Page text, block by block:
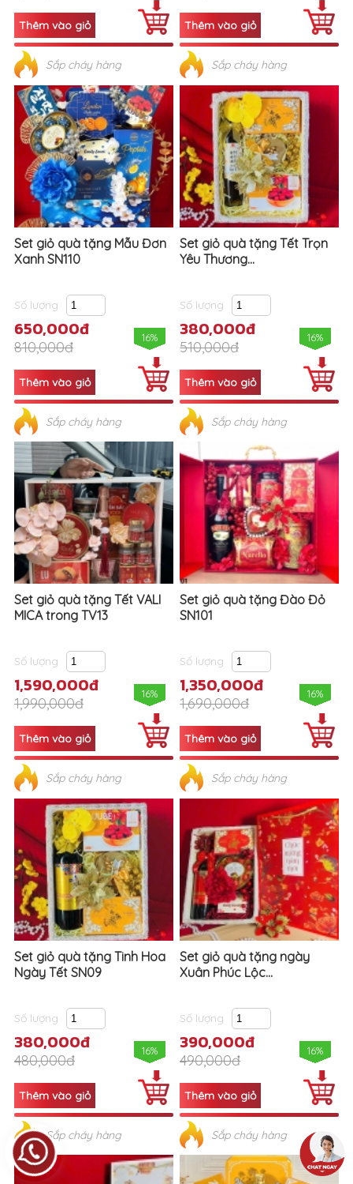
Sắp cháy hàng Sắp cháy hàng
Set giỏ quà tặng Mẫu Đơn
Xanh SN110
Số lượng
650,000đ
810,000đ
16%
Sắp cháy hàng
Set giỏ quà tặng Tết Trọn
Yêu Thương...
Số lượng
380,000đ
510,000đ
16%
Sắp cháy hàng
Set giỏ quà tặng Tết VALI
MICA trong TV13
Số lượng
1,590,000đ
1,990,000đ
16%
Sắp cháy hàng
Set giỏ quà tặng Đào Đỏ
SN101
Số lượng
1,350,000đ
1,690,000đ
16%
Sắp cháy hàng
Set giỏ quà tặng Tinh Hoa
Ngày Tết SN09
Số lượng
380,000đ
480,000đ
16%
Sắp cháy hàng
Set giỏ quà tặng ngày
Xuân Phúc Lộc...
Số lượng
390,000đ
490,000đ
16%
Sắp cháy hàng